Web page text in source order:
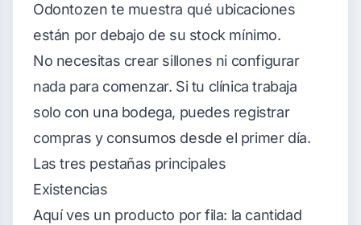
Odontozen te muestra qué ubicaciones
están por debajo de su stock mínimo.
No necesitas crear sillones ni configurar
nada para comenzar. Si tu clínica trabaja
solo con una bodega, puedes registrar
compras y consumos desde el primer día.
Las tres pestañas principales
Existencias
Aquí ves un producto por fila: la cantidad